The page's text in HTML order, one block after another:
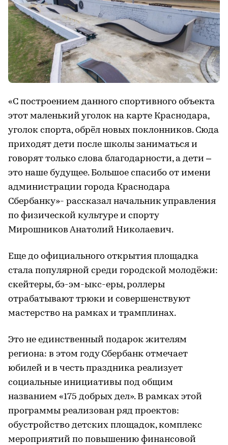
«С построением данного спортивного объекта
этот маленький уголок на карте Краснодара,
уголок спорта, обрёл новых поклонников. Сюда
приходят дети после школы заниматься и
говорят только слова благодарности, а дети –
это наше будущее. Большое спасибо от имени
администрации города Краснодара
Сбербанку»- рассказал начальник управления
по физической культуре и спорту
Мирошников Анатолий Николаевич.
Еще до официального открытия площадка
стала популярной среди городской молодёжи:
скейтеры, бэ-эм-ыкс-еры, роллеры
отрабатывают трюки и совершенствуют
мастерство на рамках и трамплинах.
Это не единственный подарок жителям
региона: в этом году Сбербанк отмечает
юбилей и в честь праздника реализует
социальные инициативы под общим
названием «175 добрых дел». В рамках этой
программы реализован ряд проектов:
обустройство детских площадок, комплекс
мероприятий по повышению финансовой